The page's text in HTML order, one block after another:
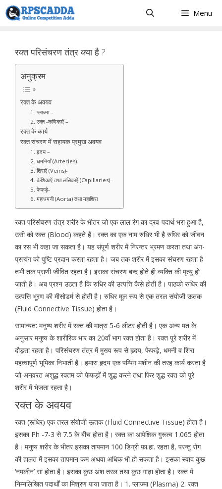
Skip
to
Menu
रक्त परिसंचरण तंत्र क्या है ?
अनुक्रम
रक्त के अवयव
1. प्लाज्मा –
2. रक्त -कणिकाएँ –
रक्त के कार्य
रक्त संचरण में सहायक प्रमुख अवयव
1. हृदय –
2. धमनियाँ (Arteries)-
3. शिराऐं (Veins)-
4. केशिकाऐं तथा लसिकाऐं (Capillaries)-
5. फेफड़े-
6. महाधमनी (Aorta) तथा महाशिरा
रक्त परिसंचरण तंत्र शरीर के भीतर जो एक लाल रंग का द्रव-पदार्थ भरा हुआ है,
उसी को रक्त (Blood) कहते हैं। रक्त का एक नाम रुधिर भी है रुधिर को जीवन
का रस भी कहा जा सकता है। यह संपूर्ण शरीर में निरन्तर भ्रमण करता तथा अंग-
प्रत्यंग को पुष्टि प्रदान करता रहता है। जब तक शरीर में इसका संचरण रहता है
तभी तक प्राणी जीवित रहता है। इसका संचरण बन्द होते ही व्यक्ति की मृत्यु हो
जाती है। अब प्रश्न उठता है कि रुधिर की उत्पत्ति कैसे होती है। पाठको रुधिर की
उत्पत्ति भू्रण की मीसोडर्म से होती है। रुधिर मूल रूप से एक तरल संयोजी ऊतक
(Fluid Connective Tissue) होता है।
सामान्यत: मनुष्य शरीर में रक्त की मात्रा 5-6 लीटर होती है। एक अन्य मत के
अनुसार मनुष्य के शारीरिक भार का 20वाँ भाग रक्त होता है। रक्त पूरे शरीर में
दौड़ता रहता है। परिसंचरण तंत्र में मुख्य रूप से हृदय, फेफड़े, धमनी व शिरा
महत्वापूर्ण भूमिका निभाती है। हमारा हृदय एक पम्पिंग मशीन की तरह कार्य करता है
जो अनवरत अशुद्ध रक्तम को फेफड़ों में शुद्ध करने तथा फिर शुद्ध रक्त को पूरे
शरीर में भेजता रहता है।
रक्त के अवयव
रक्त (रूधिर) एक तरल संयोजी ऊतक (Fluid Connective Tissue) होता है।
इसका Ph -7-3 से 7.5 के बीच होता है। रक्त का आपेक्षिक गुरूत्व 1.065 होता
है। मनुष्य शरीर के भीतर इसका तापमान 100 डिग्री फा.हा. रहता है, परन्तु रोग
की हालत में इसका तापमान कम अथवा अधिक भी हो सकता है। इसका स्वाद कुछ
‘नमकीन’ सा होता है। इसका कुछ अंश तरल तथा कुछ गाढ़ा होता है। रक्त में
निम्नलिखित पदार्थों का मिश्रण पाया जाता है। 1. प्लाज्मा (Plasma) 2. रक्त